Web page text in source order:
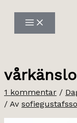
innehåll
1 kommentar /
/ Av